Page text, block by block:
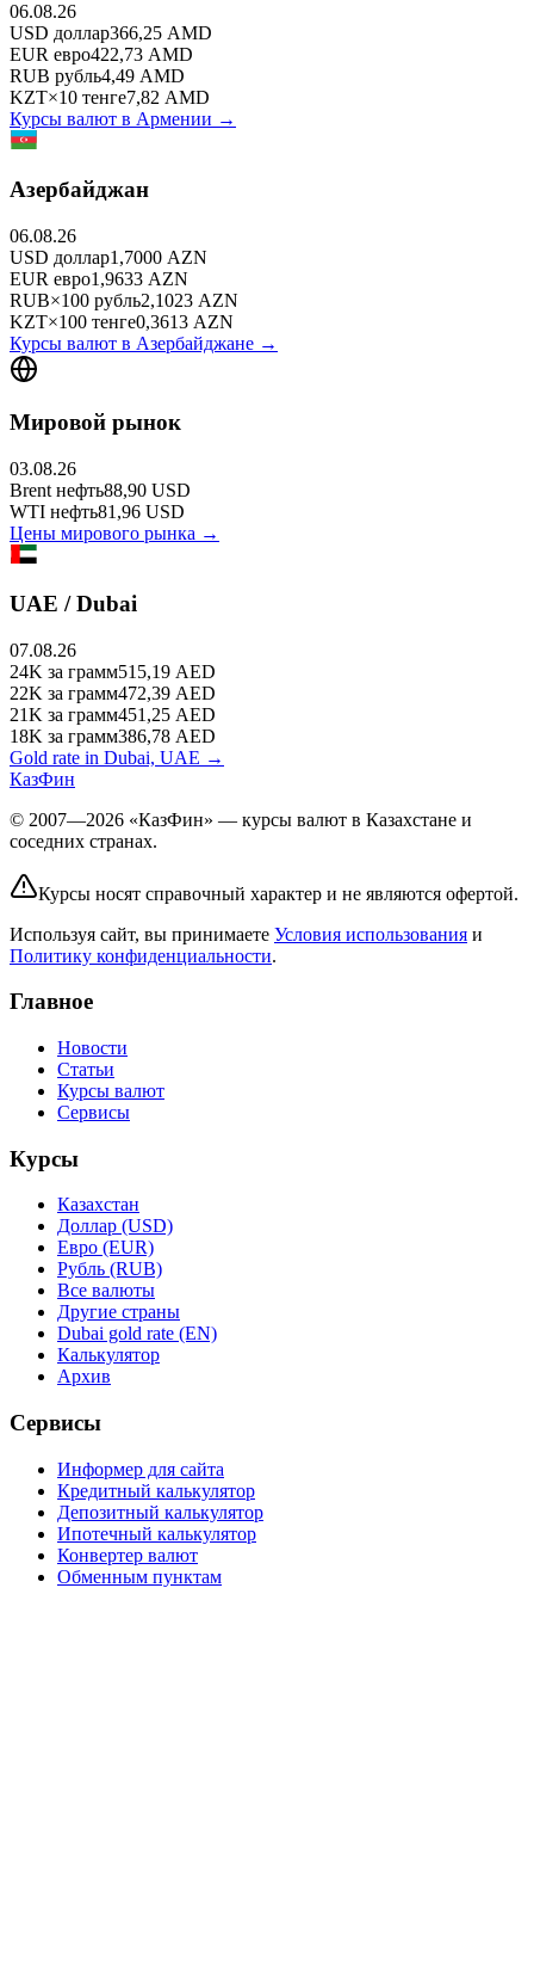
06.08.26
USD доллар366,25 AMD
EUR евро422,73 AMD
RUB рубль4,49 AMD
KZT×10 тенге7,82 AMD
Курсы валют в Армении →
Азербайджан
06.08.26
USD доллар1,7000 AZN
EUR евро1,9633 AZN
RUB×100 рубль2,1023 AZN
KZT×100 тенге0,3613 AZN
Курсы валют в Азербайджане →
Мировой рынок
03.08.26
Brent нефть88,90 USD
WTI нефть81,96 USD
Цены мирового рынка →
UAE / Dubai
07.08.26
24K за грамм515,19 AED
22K за грамм472,39 AED
21K за грамм451,25 AED
18K за грамм386,78 AED
Gold rate in Dubai, UAE →
КазФин
© 2007—2026 «КазФин» — курсы валют в Казахстане и
соседних странах.
Курсы носят справочный характер и не являются офертой.
Используя сайт, вы принимаете Условия использования и
Политику конфиденциальности.
Главное
Новости
Статьи
Курсы валют
Сервисы
Курсы
Казахстан
Доллар (USD)
Евро (EUR)
Рубль (RUB)
Все валюты
Другие страны
Dubai gold rate (EN)
Калькулятор
Архив
Сервисы
Информер для сайта
Кредитный калькулятор
Депозитный калькулятор
Ипотечный калькулятор
Конвертер валют
Обменным пунктам